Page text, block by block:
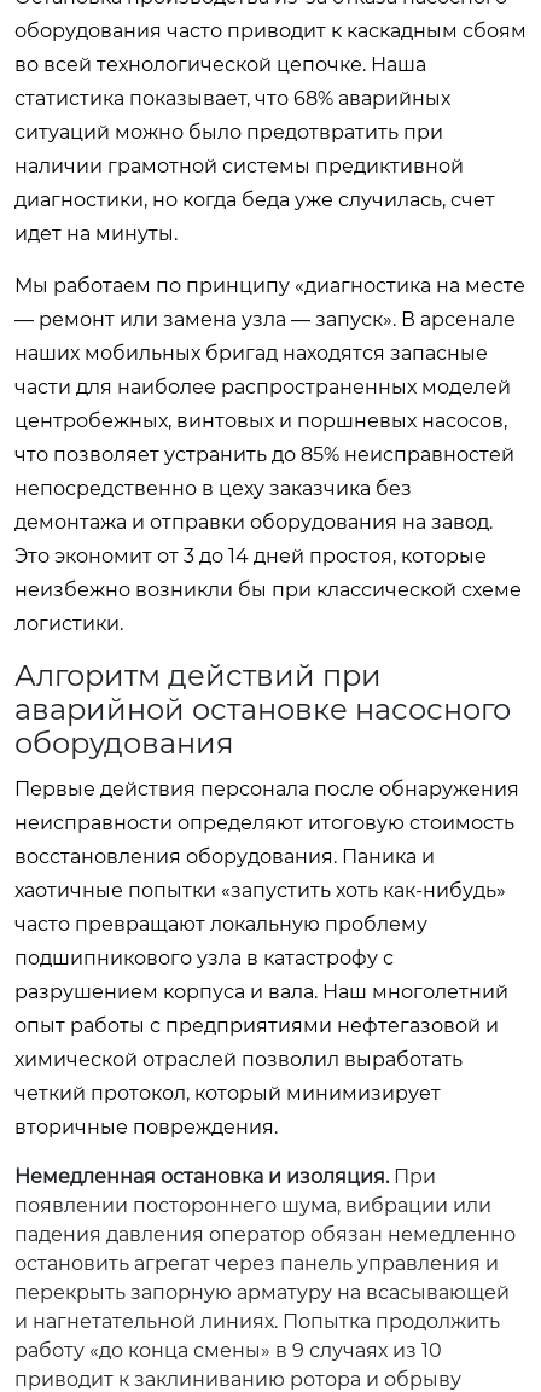
оборудования часто приводит к каскадным сбоям
во всей технологической цепочке. Наша
статистика показывает, что 68% аварийных
ситуаций можно было предотвратить при
наличии грамотной системы предиктивной
диагностики, но когда беда уже случилась, счет
идет на минуты.
Мы работаем по принципу «диагностика на месте
— ремонт или замена узла — запуск». В арсенале
наших мобильных бригад находятся запасные
части для наиболее распространенных моделей
центробежных, винтовых и поршневых насосов,
что позволяет устранить до 85% неисправностей
непосредственно в цеху заказчика без
демонтажа и отправки оборудования на завод.
Это экономит от 3 до 14 дней простоя, которые
неизбежно возникли бы при классической схеме
логистики.
Алгоритм действий при
аварийной остановке насосного
оборудования
Первые действия персонала после обнаружения
неисправности определяют итоговую стоимость
восстановления оборудования. Паника и
хаотичные попытки «запустить хоть как-нибудь»
часто превращают локальную проблему
подшипникового узла в катастрофу с
разрушением корпуса и вала. Наш многолетний
опыт работы с предприятиями нефтегазовой и
химической отраслей позволил выработать
четкий протокол, который минимизирует
вторичные повреждения.
Немедленная остановка и изоляция.При
появлении постороннего шума, вибрации или
падения давления оператор обязан немедленно
остановить агрегат через панель управления и
перекрыть запорную арматуру на всасывающей
и нагнетательной линиях. Попытка продолжить
работу «до конца смены» в 9 случаях из 10
приводит к заклиниванию ротора и обрыву